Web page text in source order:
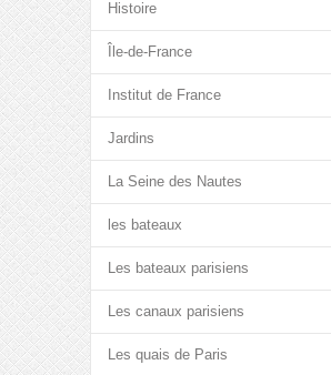
Histoire
Île-de-France
Institut de France
Jardins
La Seine des Nautes
les bateaux
Les bateaux parisiens
Les canaux parisiens
Les quais de Paris